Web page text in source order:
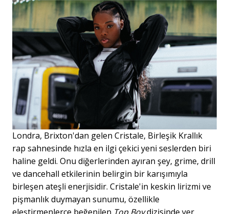
Londra, Brixton'dan gelen Cristale, Birleşik Krallık
rap sahnesinde hızla en ilgi çekici yeni seslerden biri
haline geldi. Onu diğerlerinden ayıran şey, grime, drill
ve dancehall etkilerinin belirgin bir karışımıyla
birleşen ateşli enerjisidir. Cristale'in keskin lirizmi ve
pişmanlık duymayan sunumu, özellikle